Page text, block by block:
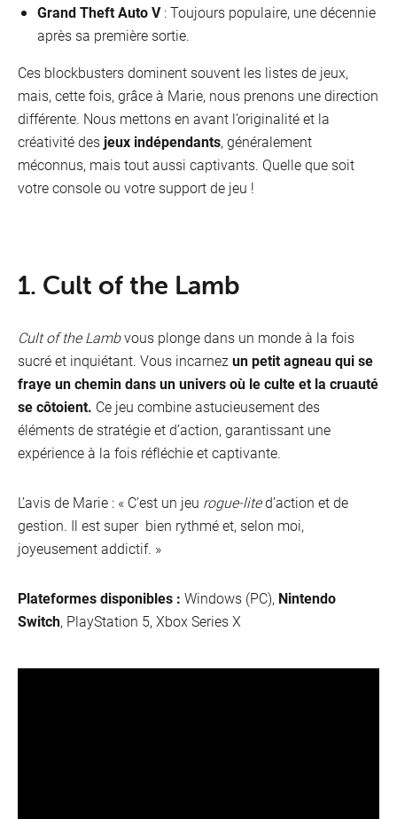
Grand Theft Auto V: Toujours populaire, une décennie
après sa première sortie.
Ces blockbusters dominent souvent les listes de jeux,
mais, cette fois, grâce à Marie, nous prenons une direction
différente. Nous mettons en avant l’originalité et la
créativité desjeux indépendants, généralement
méconnus, mais tout aussi captivants. Quelle que soit
votre console ou votre support de jeu !
1. Cult of the Lamb
Cult of the Lambvous plonge dans un monde à la fois
sucré et inquiétant. Vous incarnezun petit agneau qui se
fraye un chemin dans un univers où le culte et la cruauté
se côtoient. Ce jeu combine astucieusement des
éléments de stratégie et d’action, garantissant une
expérience à la fois réfléchie et captivante.
L’avis de Marie : « C’est un jeu rogue-lited’action et de
gestion. Il est super bien rythmé et, selon moi,
joyeusement addictif. »
Plateformes disponibles : Windows (PC), Nintendo
Switch, PlayStation 5, Xbox Series X